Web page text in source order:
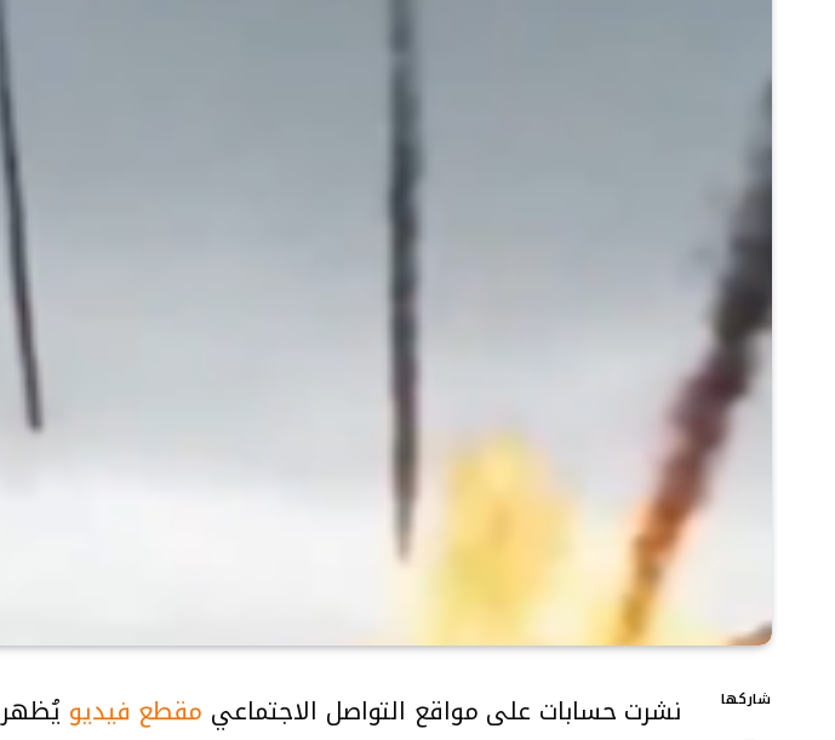
شاركها نشرت حسابات على مواقع التواصل الاجتماعي مقطع فيديو يُظهر